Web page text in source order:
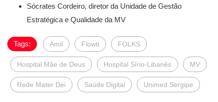
Sócrates Cordeiro, diretor da Unidade de Gestão
Estratégica e Qualidade da MV
Tags: Amil Flowti FOLKS
Hospital Mãe de Deus Hospital Sírio-Libanês MV
Rede Mater Dei Saúde Digital Unimed Sergipe